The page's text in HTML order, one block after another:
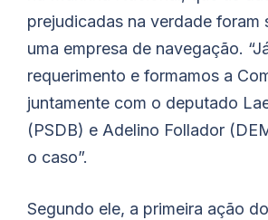
prejudicadas na verdade foram
uma empresa de navegação.
requerimento e formamos a
juntamente com o deputado
(PSDB) e Adelino Follador
o caso”.
Segundo ele, a primeira ação